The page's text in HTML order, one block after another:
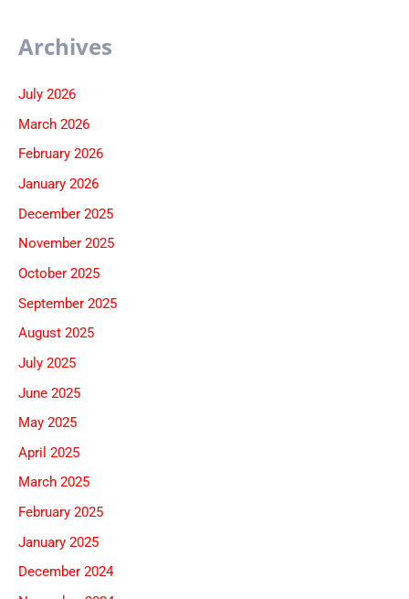
Archives
July 2026
March 2026
February 2026
January 2026
December 2025
November 2025
October 2025
September 2025
August 2025
July 2025
June 2025
May 2025
April 2025
March 2025
February 2025
January 2025
December 2024